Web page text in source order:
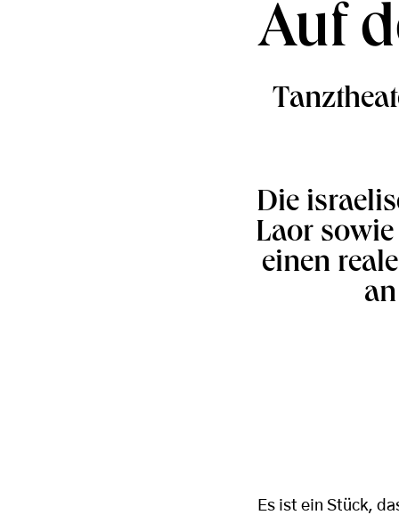
Auf
Die
Laor
einen
Es ist ein Stück,